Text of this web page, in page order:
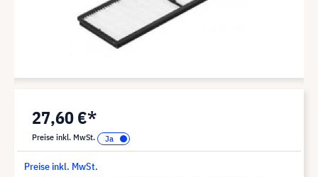
27,60 €*
Preise inkl. MwSt.
Preise inkl. MwSt.